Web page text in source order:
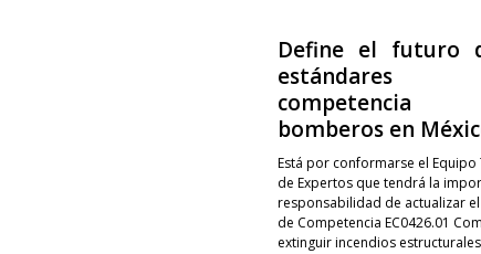
Define el futuro
competencia
bomberos en
Está por conformarse el Equipo
de Expertos que tendrá la
responsabilidad de actualizar
de Competencia EC0426.01
extinguir incendios estructurales